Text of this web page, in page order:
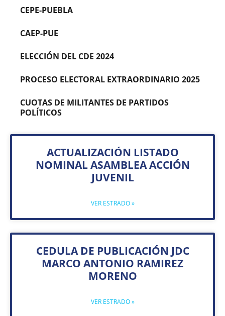
CEPE-PUEBLA
CAEP-PUE
ELECCIÓN DEL CDE 2024
PROCESO ELECTORAL EXTRAORDINARIO 2025
CUOTAS DE MILITANTES DE PARTIDOS
POLÍTICOS
ACTUALIZACIÓN LISTADO
NOMINAL ASAMBLEA ACCIÓN
JUVENIL
VER ESTRADO »
CEDULA DE PUBLICACIÓN JDC
MARCO ANTONIO RAMIREZ
MORENO
VER ESTRADO »